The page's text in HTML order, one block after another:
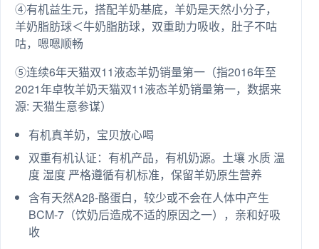
④有机益生元，搭配羊奶基底，羊奶是天然小分子，
羊奶脂肪球＜牛奶脂肪球，双重助力吸收，肚子不咕
咕，嗯嗯顺畅
⑤连续6年天猫双11液态羊奶销量第一（指2016年至
2021年卓牧羊奶天猫双11液态羊奶销量第一，数据来
源: 天猫生意参谋）
有机真羊奶，宝贝放心喝
双重有机认证：有机产品，有机奶源。土壤 水质 温
度 湿度 严格遵循有机标准，保留羊奶原生营养
含有天然A2β-酪蛋白，较少或不会在人体中产生
BCM-7（饮奶后造成不适的原因之一），亲和好吸
收